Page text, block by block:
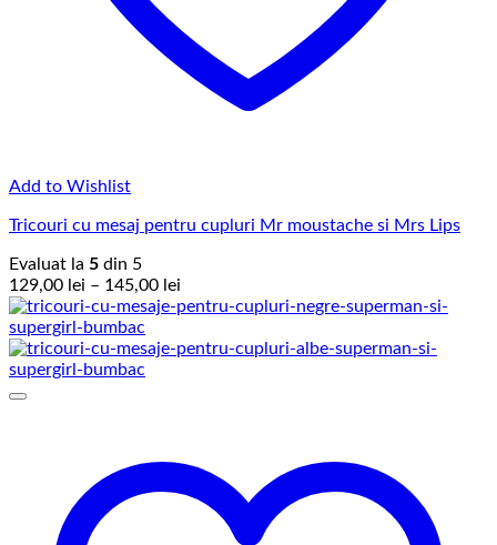
Add to Wishlist
Tricouri cu mesaj pentru cupluri Mr moustache si Mrs Lips
Evaluat la 5 din 5
129,00 lei – 145,00 lei
de
129,00 lei